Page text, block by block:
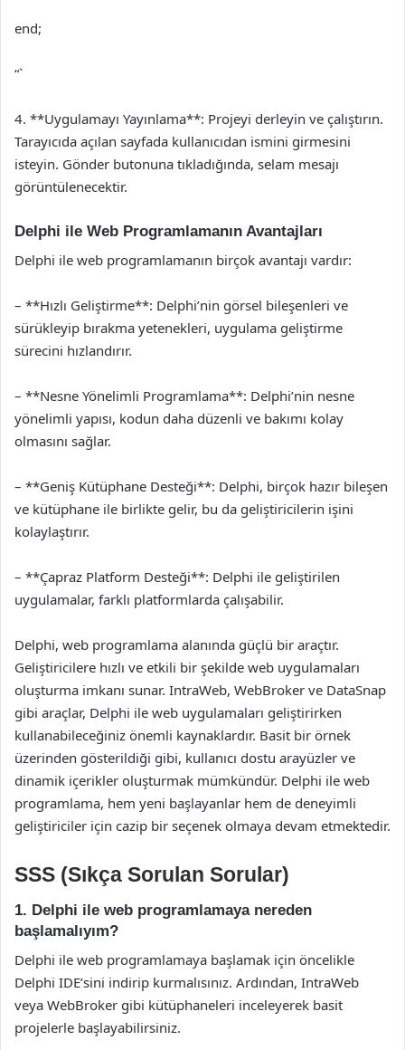
end;
“`
4. **Uygulamayı Yayınlama**: Projeyi derleyin ve çalıştırın.
Tarayıcıda açılan sayfada kullanıcıdan ismini girmesini
isteyin. Gönder butonuna tıkladığında, selam mesajı
görüntülenecektir.
Delphi ile Web Programlamanın Avantajları
Delphi ile web programlamanın birçok avantajı vardır:
– **Hızlı Geliştirme**: Delphi’nin görsel bileşenleri ve
sürükleyip bırakma yetenekleri, uygulama geliştirme
sürecini hızlandırır.
– **Nesne Yönelimli Programlama**: Delphi’nin nesne
yönelimli yapısı, kodun daha düzenli ve bakımı kolay
olmasını sağlar.
– **Geniş Kütüphane Desteği**: Delphi, birçok hazır bileşen
ve kütüphane ile birlikte gelir, bu da geliştiricilerin işini
kolaylaştırır.
– **Çapraz Platform Desteği**: Delphi ile geliştirilen
uygulamalar, farklı platformlarda çalışabilir.
Delphi, web programlama alanında güçlü bir araçtır.
Geliştiricilere hızlı ve etkili bir şekilde web uygulamaları
oluşturma imkanı sunar. IntraWeb, WebBroker ve DataSnap
gibi araçlar, Delphi ile web uygulamaları geliştirirken
kullanabileceğiniz önemli kaynaklardır. Basit bir örnek
üzerinden gösterildiği gibi, kullanıcı dostu arayüzler ve
dinamik içerikler oluşturmak mümkündür. Delphi ile web
programlama, hem yeni başlayanlar hem de deneyimli
geliştiriciler için cazip bir seçenek olmaya devam etmektedir.
SSS (Sıkça Sorulan Sorular)
1. Delphi ile web programlamaya nereden
başlamalıyım?
Delphi ile web programlamaya başlamak için öncelikle
Delphi IDE’sini indirip kurmalısınız. Ardından, IntraWeb
veya WebBroker gibi kütüphaneleri inceleyerek basit
projelerle başlayabilirsiniz.